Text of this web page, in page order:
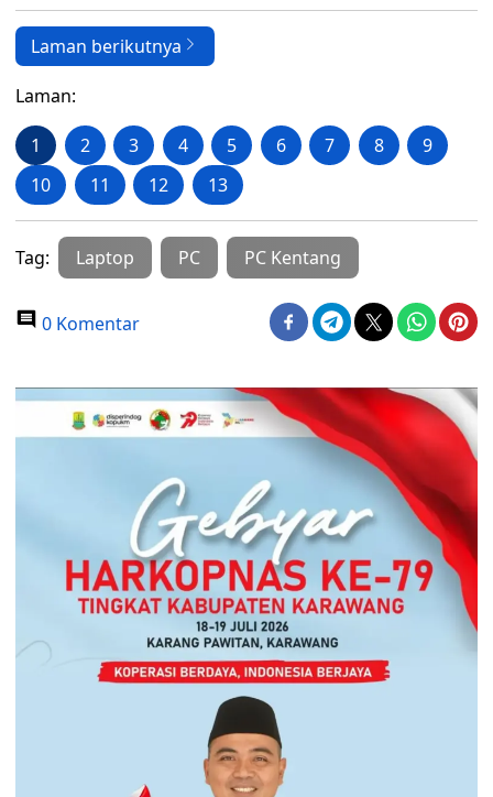
Laman berikutnya
Laman:
1 2 3 4 5 6 7 8
9
10
11 12 13
Tag: Laptop PC PC Kentang
0 Komentar